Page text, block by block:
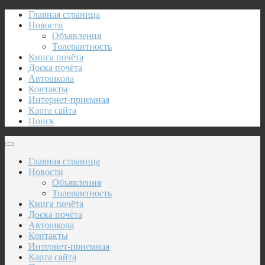
Главная страница
Новости
Объявления
Толерантность
Книга почёта
Доска почёта
Автошкола
Контакты
Интернет-приемная
Карта сайта
Поиск
Главная страница
Новости
Объявления
Толерантность
Книга почёта
Доска почёта
Автошкола
Контакты
Интернет-приемная
Карта сайта